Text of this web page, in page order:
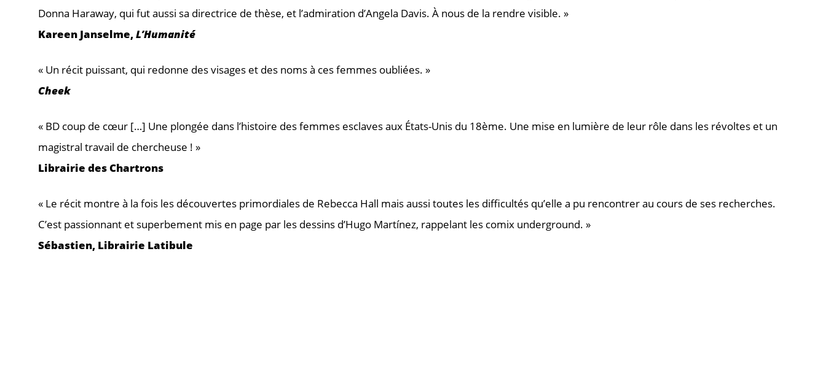
Donna Haraway, qui fut aussi sa directrice de thèse, et l’admiration d’Angela Davis. À nous de la rendre visible. »
Kareen Janselme,L’Humanité
« Un récit puissant, qui redonne des visages et des noms à ces femmes oubliées. »
Cheek
« BD coup de cœur […] Une plongée dans l’histoire des femmes esclaves aux États-Unis du 18ème. Une mise en lumière de leur rôle dans les révoltes et un
magistral travail de chercheuse ! »
Librairie des Chartrons
« Le récit montre à la fois les découvertes primordiales de Rebecca Hall mais aussi toutes les difficultés qu’elle a pu rencontrer au cours de ses recherches.
C’est passionnant et superbement mis en page par les dessins d’Hugo Martínez, rappelant les comix underground. »
Sébastien, Librairie Latibule